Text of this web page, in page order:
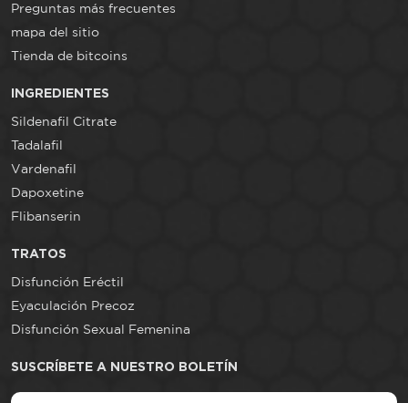
Preguntas más frecuentes
mapa del sitio
Tienda de bitcoins
INGREDIENTES
Sildenafil Citrate
Tadalafil
Vardenafil
Dapoxetine
Flibanserin
TRATOS
Disfunción Eréctil
Eyaculación Precoz
Disfunción Sexual Femenina
SUSCRÍBETE A NUESTRO BOLETÍN